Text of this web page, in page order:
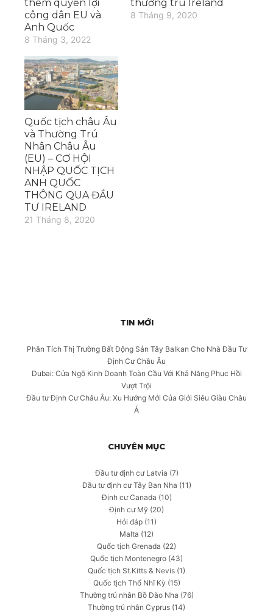
thêm quyền lợi
công dân EU và
Anh Quốc
8 Tháng 3, 2022
thường trú Ireland
8 Tháng 9, 2020
Quốc tịch châu Âu
và Thường Trú
Nhân Châu Âu
(EU) – CƠ HỘI
NHẬP QUỐC TỊCH
ANH QUỐC
THÔNG QUA ĐẦU
TƯ IRELAND
21 Tháng 8, 2020
TIN MỚI
Phân Tích Thị Trường Bất Động Sản Tây Balkan Cho Nhà Đầu Tư
Định Cư Châu Âu
Dubai: Cửa Ngõ Kinh Doanh Toàn Cầu Với Khả Năng Phục Hồi
Vượt Trội
Đầu tư Định Cư Châu Âu: Xu Hướng Mới Của Giới Siêu Giàu Châu
Á
CHUYÊN MỤC
Đầu tư định cư Latvia (7)
Đầu tư định cư Tây Ban Nha (11)
Định cư Canada (10)
Định cư Mỹ (20)
Hỏi đáp (11)
Malta (12)
Quốc tịch Grenada (22)
Quốc tịch Montenegro (43)
Quốc tịch St.Kitts & Nevis (1)
Quốc tịch Thổ Nhĩ Kỳ (15)
Thường trú nhân Bồ Đào Nha (76)
Thường trú nhân Cyprus (14)